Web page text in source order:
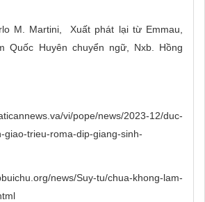
M. Martini, Xuất phát lại từ Emmau,
Quốc Huyên chuyển ngữ, Nxb. Hồng
vi/pope/news/2023-12/duc-
giao-trieu-roma-dip-giang-sinh-
news/Suy-tu/chua-khong-lam-